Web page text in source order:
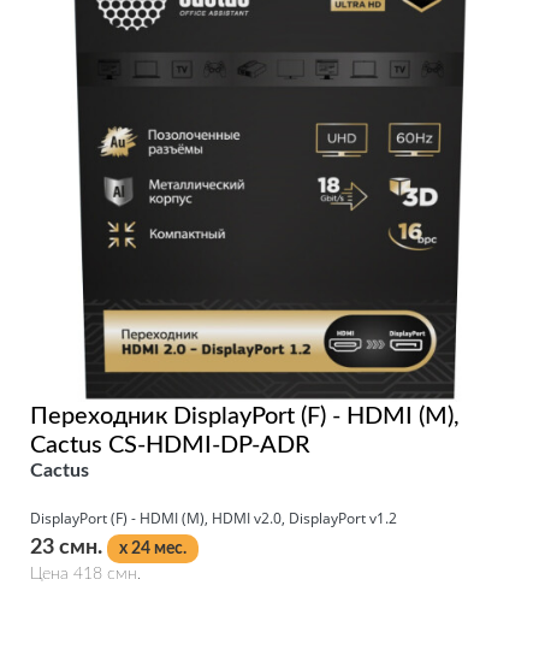
Переходник DisplayPort (F) - HDMI (M),
Cactus CS-HDMI-DP-ADR
Cactus
DisplayPort (F) - HDMI (M), HDMI v2.0, DisplayPort v1.2
23 смн.
x 24 мес.
Цена 418 смн.